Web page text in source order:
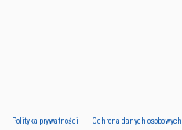
Polityka prywatności Ochrona danych osobowych